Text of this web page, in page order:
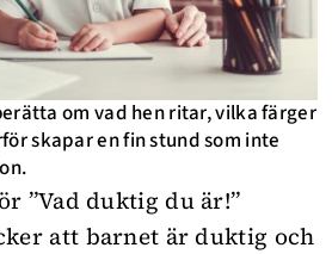
om vad hen ritar, vilka färger
skapar en fin stund som inte
”Vad duktig du är!”
att barnet är duktig och